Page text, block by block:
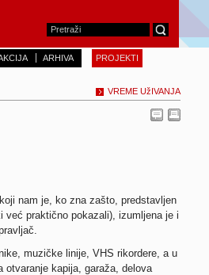
ARHIVA PROJEKTI
VREME UžIVANJA
nam je, ko zna zašto, predstavljen
već praktično pokazali), izumljena je i
muzičke linije, VHS rikordere, a u
kapija, garaža, delova